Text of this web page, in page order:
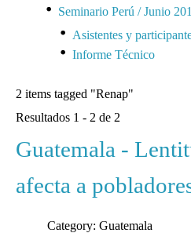
Seminario Perú / Junio
Asistentes y
Informe Técnico
2 items tagged "Renap"
Resultados 1 - 2 de 2
Guatemala -
afecta a
Category: Guatemala